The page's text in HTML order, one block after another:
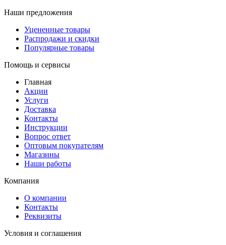
Наши предложения
Уцененные товары
Распродажи и скидки
Популярные товары
Помощь и сервисы
Главная
Акции
Услуги
Доставка
Контакты
Инструкции
Вопрос ответ
Оптовым покупателям
Магазины
Наши работы
Компания
О компании
Контакты
Реквизиты
Условия и соглашения